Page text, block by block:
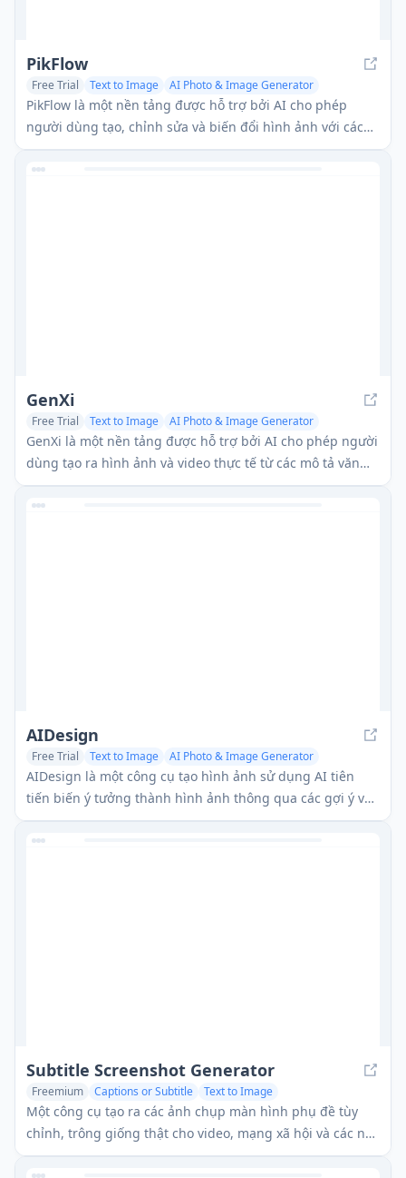
PikFlow
Free Trial Text to Image
AI Photo & Image Generator
Photo & Image Editor
PikFlow là một nền tảng được hỗ trợ bởi AI cho phép
người dùng tạo, chỉnh sửa và biến đổi hình ảnh với các
tính năng như tạo hình ảnh từ văn bản, chuyển giao
phong cách, xóa nền và phục hồi ảnh.
GenXi
Free Trial Text to Image
AI Photo & Image Generator
Text to Video
GenXi là một nền tảng được hỗ trợ bởi AI cho phép người
dùng tạo ra hình ảnh và video thực tế từ các mô tả văn
bản.
AIDesign
Free Trial Text to Image
AI Photo & Image Generator
AI Illustration Generator
AIDesign là một công cụ tạo hình ảnh sử dụng AI tiên
tiến biến ý tưởng thành hình ảnh thông qua các gợi ý văn
bản.
Subtitle Screenshot Generator
Freemium Captions or Subtitle
Text to Image
AI Social Media Assistant
Một công cụ tạo ra các ảnh chụp màn hình phụ đề tùy
chỉnh, trông giống thật cho video, mạng xã hội và các nội
dung khác.